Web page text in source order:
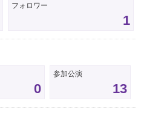
フォロワー
1
0
参加公演
13